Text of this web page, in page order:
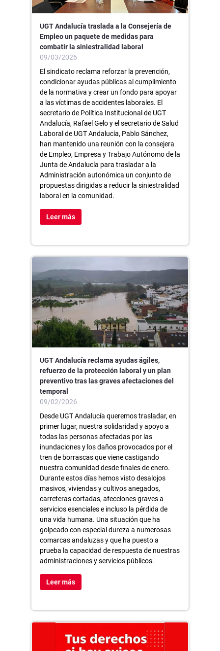
UGT Andalucía traslada a la Consejería de
Empleo un paquete de medidas para
combatir la siniestralidad laboral
09/03/2026
El sindicato reclama reforzar la prevención,
condicionar ayudas públicas al cumplimiento
de la normativa y crear un fondo para apoyar
a las víctimas de accidentes laborales. El
secretario de Política Institucional de UGT
Andalucía, Rafael Gelo y el secretario de Salud
Laboral de UGT Andalucía, Pablo Sánchez,
han mantenido una reunión con la consejera
de Empleo, Empresa y Trabajo Autónomo de la
Junta de Andalucía para trasladar a la
Administración autonómica un conjunto de
propuestas dirigidas a reducir la siniestralidad
laboral en la comunidad.
Leer más
UGT Andalucía reclama ayudas ágiles,
refuerzo de la protección laboral y un plan
preventivo tras las graves afectaciones del
temporal
09/02/2026
Desde UGT Andalucía queremos trasladar, en
primer lugar, nuestra solidaridad y apoyo a
todas las personas afectadas por las
inundaciones y los daños provocados por el
tren de borrascas que viene castigando
nuestra comunidad desde finales de enero.
Durante estos días hemos visto desalojos
masivos, viviendas y cultivos anegados,
carreteras cortadas, afecciones graves a
servicios esenciales e incluso la pérdida de
una vida humana. Una situación que ha
golpeado con especial dureza a numerosas
comarcas andaluzas y que ha puesto a
prueba la capacidad de respuesta de nuestras
administraciones y servicios públicos.
Leer más